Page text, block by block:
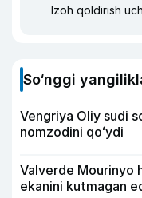
Izoh qoldirish
So‘nggi
Vengriya Oliy sudi
nomzodini qoʻydi
Valverde Mourinyo
ekanini kutmagan